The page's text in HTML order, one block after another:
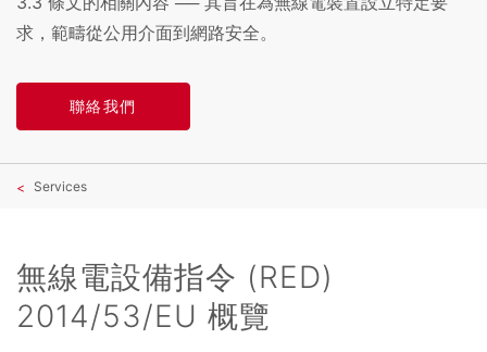
求，範疇從公用介面到網路安全。
聯絡我們
Services
無線電設備指令 (RED)
2014/53/EU 概覽